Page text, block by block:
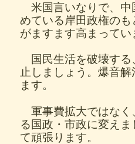
米国言いなりで、中
めている岸田政権の
がますます高まってい
国民生活を破壊する
止しましょう。爆音
ます。
軍事費拡大ではなく
る国政・市政に変え
て頑張ります。